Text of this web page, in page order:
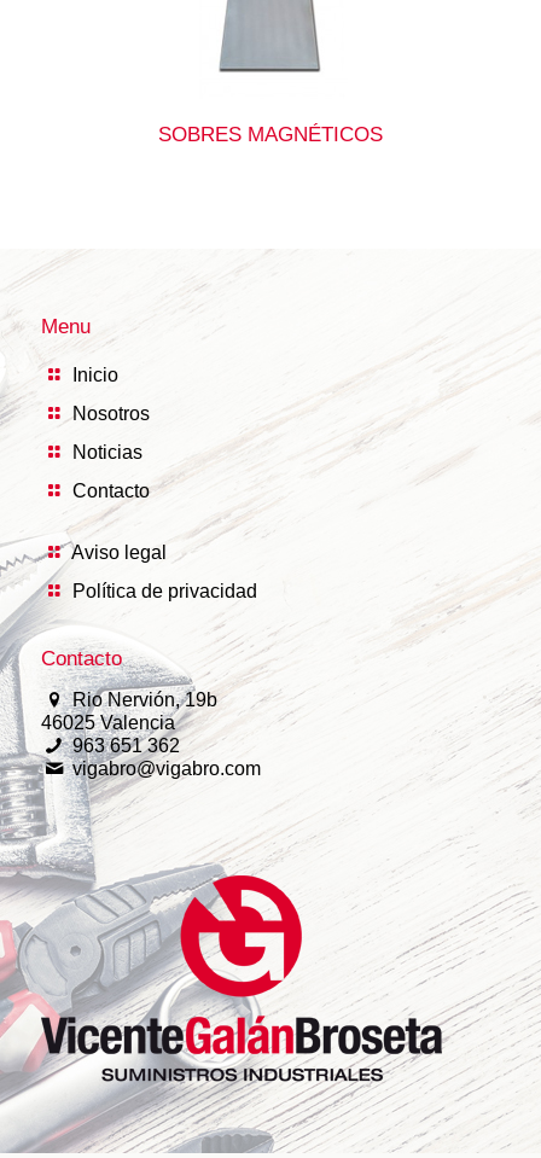
SOBRES MAGNÉTICOS
Menu
Inicio
Nosotros
Noticias
Contacto
Aviso legal
Política de privacidad
Contacto
Rio Nervión, 19b
46025 Valencia
963 651 362
vigabro@vigabro.com